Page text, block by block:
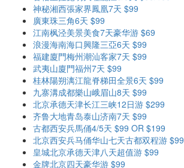
神秘湘西張家界鳳凰7天 $99
廣東珠三角6天 $99
江南枫泾美景美食7天豪华游 $69
浪漫海南海口興隆三亞6天 $99
福建廈門梅州潮汕客家7天 $99
武夷山廈門福州7天 $99
桂林陽朔漓江龍脊梯田全景6天 $99
九寨溝成都樂山峨眉山8天 $99
北京承德天津长江三峡12日游 $299
齐鲁大地青岛泰山济南7天 $99
古都西安兵馬俑4/5天 $99 OR $199
北京西安兵马俑华山七天古都双程游 $99
皇城北京承德天津八天超值游 $99
金牌北京四天豪华游 $99